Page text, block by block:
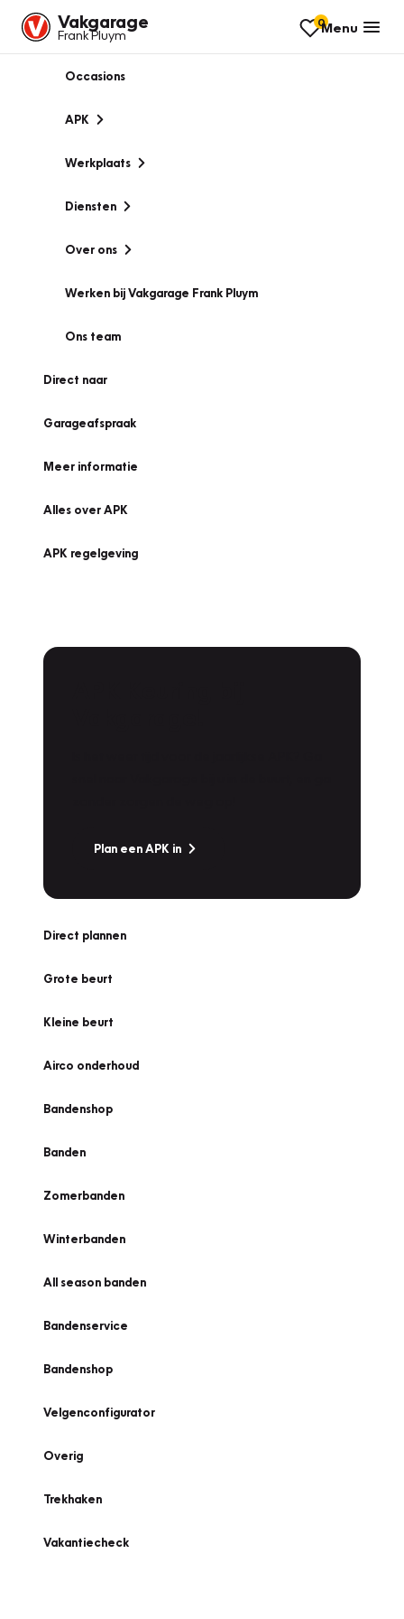
Vakgarage
Frank Pluym
0Menu
Occasions
APK
Werkplaats
Diensten
Over ons
Werken bij Vakgarage Frank Pluym
Ons team
Direct naar
Garageafspraak
Meer informatie
Alles over APK
APK regelgeving
Plan een APK in
Direct plannen
Grote beurt
Kleine beurt
Airco onderhoud
Bandenshop
Banden
Zomerbanden
Winterbanden
All season banden
Bandenservice
Bandenshop
Velgenconfigurator
Overig
Trekhaken
Vakantiecheck